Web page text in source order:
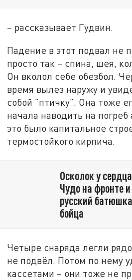
– рассказывает Гудвин.
Падение в этот подвал не
просто так – спина, шея,
Он вколол себе обезбол.
время вылез наружу и
собой "птичку". Она тоже
начала наводить на
это было капитальное
термостойкого кирпича.
Осколок у
Чудо на фронте
русский
бойца
Четыре снаряда легли
не подвёл. Потом по нему
кассетами – они тоже не